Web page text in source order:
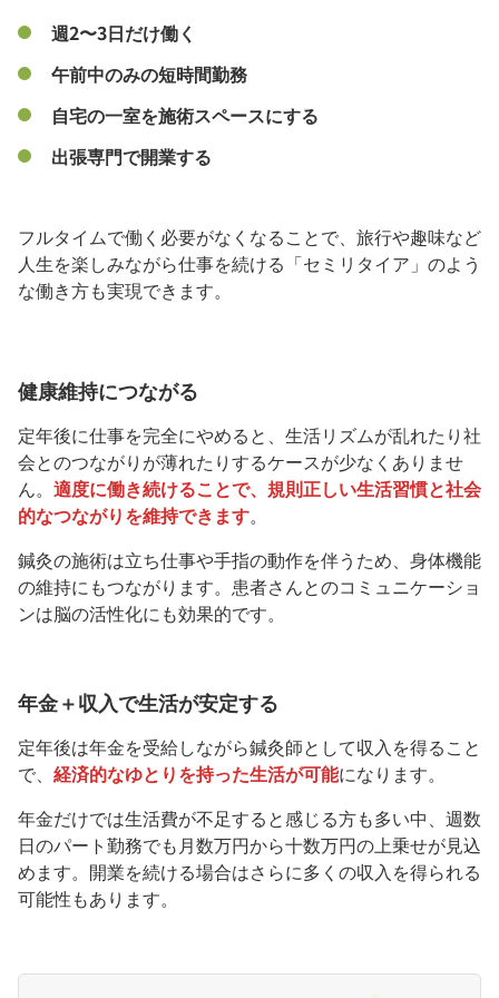
週2〜3日だけ働く
午前中のみの短時間勤務
自宅の一室を施術スペースにする
出張専門で開業する
フルタイムで働く必要がなくなることで、旅行や趣味など
人生を楽しみながら仕事を続ける「セミリタイア」のよう
な働き方も実現できます。
健康維持につながる
定年後に仕事を完全にやめると、生活リズムが乱れたり社
会とのつながりが薄れたりするケースが少なくありませ
ん。 適度に働き続けることで、規則正しい生活習慣と社会
的なつながりを維持できます。
鍼灸の施術は立ち仕事や手指の動作を伴うため、身体機能
の維持にもつながります。患者さんとのコミュニケーショ
ンは脳の活性化にも効果的です。
年金＋収入で生活が安定する
定年後は年金を受給しながら鍼灸師として収入を得ること
で、 経済的なゆとりを持った生活が可能になります。
年金だけでは生活費が不足すると感じる方も多い中、週数
日のパート勤務でも月数万円から十数万円の上乗せが見込
めます。開業を続ける場合はさらに多くの収入を得られる
可能性もあります。